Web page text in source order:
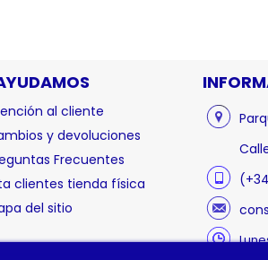
al cliente
y devoluciones
Frecuentes
clientes tienda física
del sitio